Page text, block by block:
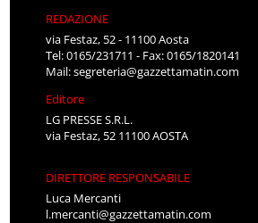
REDAZIONE
via Festaz, 52 - 11100 Aosta
Tel: 0165/231711 - Fax: 0165/1820141
Mail:segreteria@gazzettamatin.com
Editore
LG PRESSE S.R.L.
via Festaz, 52 11100 AOSTA
DIRETTORE RESPONSABILE
Luca Mercanti
l.mercanti@gazzettamatin.com